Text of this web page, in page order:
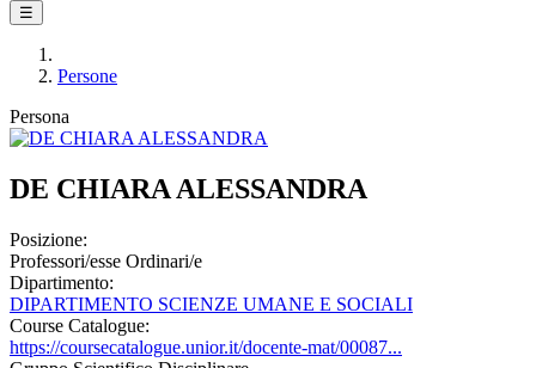
☰
Persone
Persona
DE CHIARA ALESSANDRA
Posizione:
Professori/esse Ordinari/e
Dipartimento:
DIPARTIMENTO SCIENZE UMANE E SOCIALI
Course Catalogue:
https://coursecatalogue.unior.it/docente-mat/00087...